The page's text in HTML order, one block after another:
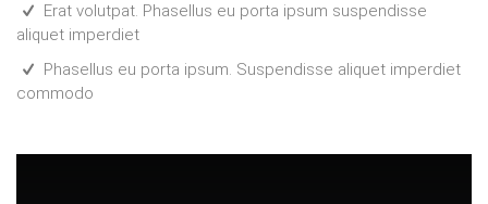
Erat volutpat. Phasellus eu porta ipsum suspendisse
aliquet imperdiet
Phasellus eu porta ipsum. Suspendisse aliquet imperdiet
commodo